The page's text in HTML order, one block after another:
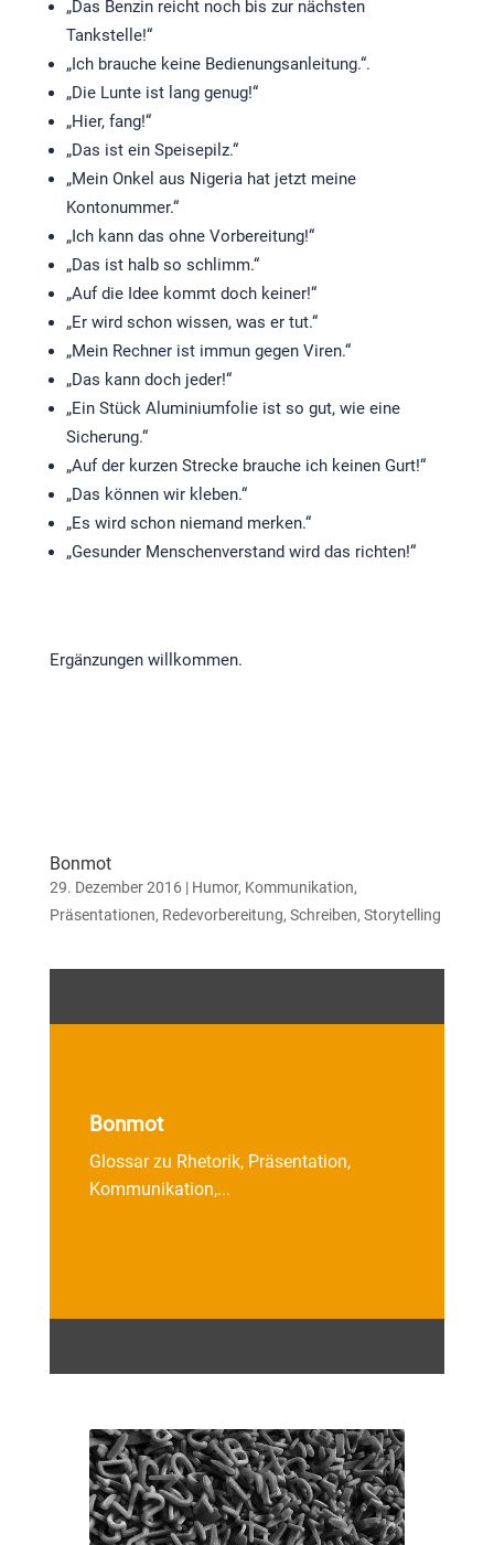
„Das Benzin reicht noch bis zur nächsten
Tankstelle!“
„Ich brauche keine Bedienungsanleitung.“.
„Die Lunte ist lang genug!“
„Hier, fang!“
„Das ist ein Speisepilz.“
„Mein Onkel aus Nigeria hat jetzt meine
Kontonummer.“
„Ich kann das ohne Vorbereitung!“
„Das ist halb so schlimm.“
„Auf die Idee kommt doch keiner!“
„Er wird schon wissen, was er tut.“
„Mein Rechner ist immun gegen Viren.“
„Das kann doch jeder!“
„Ein Stück Aluminiumfolie ist so gut, wie eine
Sicherung.“
„Auf der kurzen Strecke brauche ich keinen Gurt!“
„Das können wir kleben.“
„Es wird schon niemand merken.“
„Gesunder Menschenverstand wird das richten!“
Ergänzungen willkommen.
Bonmot
29. Dezember 2016 | Humor, Kommunikation,
Präsentationen, Redevorbereitung, Schreiben, Storytelling
Bonmot
Glossar zu Rhetorik, Präsentation,
Kommunikation,...